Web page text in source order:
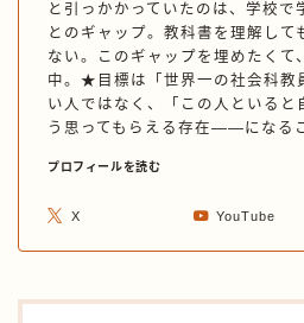
と引っかかっていたのは、学校で
とのギャップ。教科書を理解して
ない。このギャップを埋めたくて
中。★目標は「世界一の社会科
い人ではなく、「この人といると
う思ってもらえる存在——になる
プロフィールを読む
X YouTube